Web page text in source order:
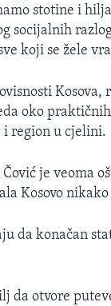
stotine i
socijalnih
koji se žele
oko
i region u cjelini.
je veoma
Kosovo
da konačan
da otvore